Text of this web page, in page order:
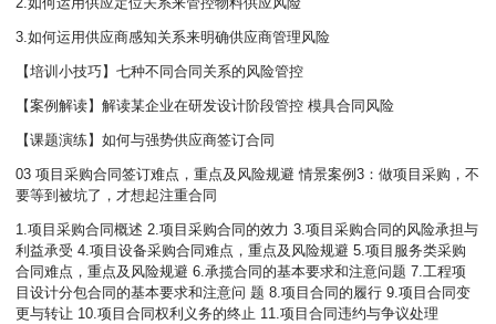
3.如何运用供应商感知关系来明确供应商管理风险
【培训小技巧】七种不同合同关系的风险管控
【案例解读】解读某企业在研发设计阶段管控 模具合同风险
【课题演练】如何与强势供应商签订合同
03 项目采购合同签订难点，重点及风险规避 情景案例3：做项目采购，不
要等到被坑了，才想起注重合同
1.项目采购合同概述 2.项目采购合同的效力 3.项目采购合同的风险承担与
利益承受 4.项目设备采购合同难点，重点及风险规避 5.项目服务类采购
合同难点，重点及风险规避 6.承揽合同的基本要求和注意问题 7.工程项
目设计分包合同的基本要求和注意问 题 8.项目合同的履行 9.项目合同变
更与转让 10.项目合同权利义务的终止 11.项目合同违约与争议处理